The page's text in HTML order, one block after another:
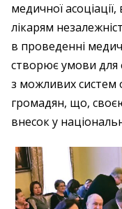
медичної
лікарям
в проведенні
створює умови
з можливих систем
громадян, що,
внесок у